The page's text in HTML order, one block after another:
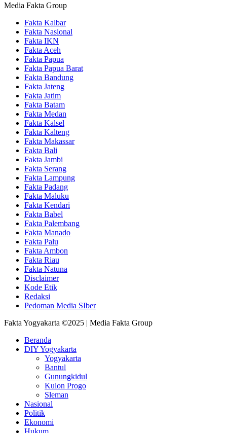
Media Fakta Group
Fakta Kalbar
Fakta Nasional
Fakta IKN
Fakta Aceh
Fakta Papua
Fakta Papua Barat
Fakta Bandung
Fakta Jateng
Fakta Jatim
Fakta Batam
Fakta Medan
Fakta Kalsel
Fakta Kalteng
Fakta Makassar
Fakta Bali
Fakta Jambi
Fakta Serang
Fakta Lampung
Fakta Padang
Fakta Maluku
Fakta Kendari
Fakta Babel
Fakta Palembang
Fakta Manado
Fakta Palu
Fakta Ambon
Fakta Riau
Fakta Natuna
Disclaimer
Kode Etik
Redaksi
Pedoman Media SIber
Fakta Yogyakarta ©2025 | Media Fakta Group
Beranda
DIY Yogyakarta
Yogyakarta
Bantul
Gunungkidul
Kulon Progo
Sleman
Nasional
Politik
Ekonomi
Hukum